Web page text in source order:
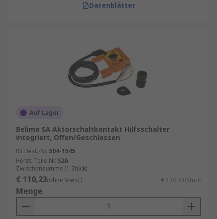
Datenblätter
Auf Lager
Belimo SA Aktorschaltkontakt Hilfsschalter
integriert, Offen/Geschlossen
RS Best.-Nr. 504-1545
Herst. Teile-Nr. S2A
Zwischensumme (1 Stück)
€ 110,23(ohne MwSt.) € 110,23/Stück
Menge